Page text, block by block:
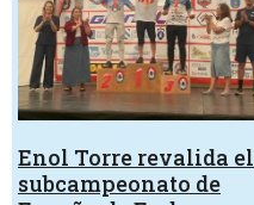
Enol Torre revalida el
subcampeonato de